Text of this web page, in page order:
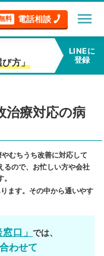
料 電話相談 menu
方」
LINEに
登録
治療対応の病
むちうち改善に対応して
るので、お忙しい方や会社
ます。その中から通いやす
窓口」では、
わせて